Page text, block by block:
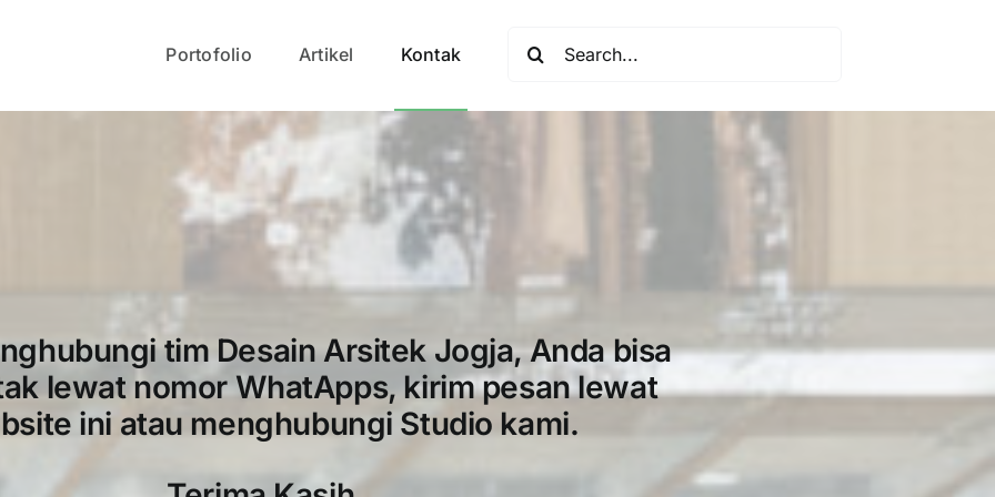
Portofolio Artikel Kontak
for:
tim Desain Arsitek Jogja, Anda bisa
lewat nomor WhatApps, kirim pesan lewat
ini atau menghubungi Studio kami.